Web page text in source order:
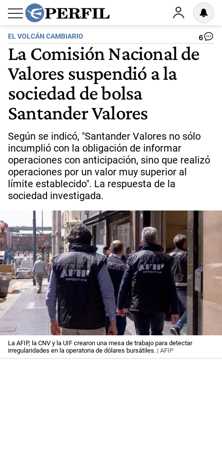
EL VOLCÁN CAMBIARIO 6
La Comisión Nacional de
Valores suspendió a la
sociedad de bolsa
Santander Valores
Según se indicó, "Santander Valores no sólo
incumplió con la obligación de informar
operaciones con anticipación, sino que realizó
operaciones por un valor muy superior al
límite establecido". La respuesta de la
sociedad investigada.
La AFIP, la CNV y la UIF crearon una mesa de trabajo para detectar
irregularidades en la operatoria de dólares bursátiles. | AFIP